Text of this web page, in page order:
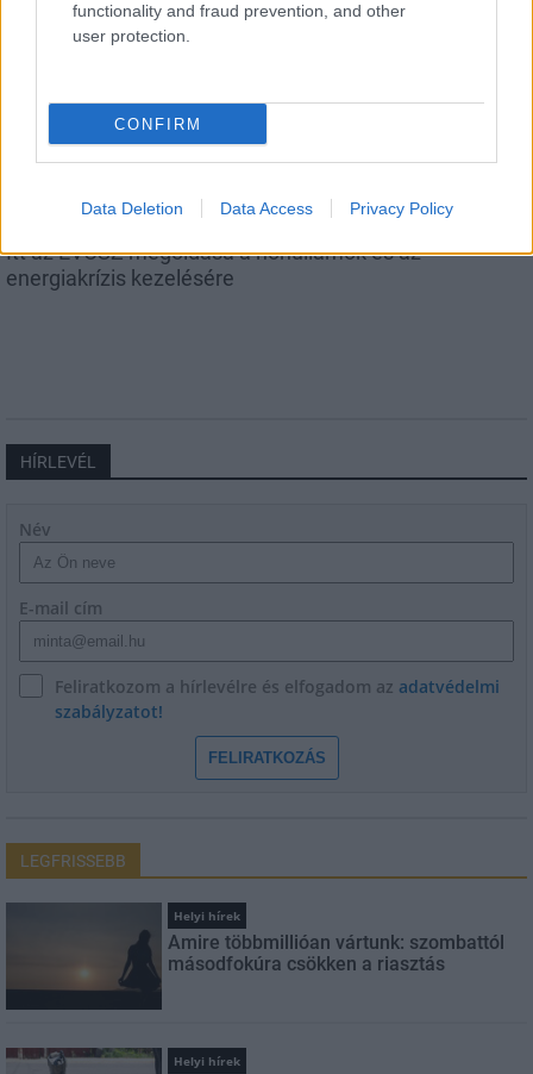
functionality and fraud prevention, and other
user protection.
CONFIRM
Data Deletion Data Access Privacy Policy
Itt az ÉVOSZ megoldása a hőhullámok és az
energiakrízis kezelésére
HÍRLEVÉL
Név
E-mail cím
Feliratkozom a hírlevélre és elfogadom az adatvédelmi
szabályzatot!
FELIRATKOZÁS
LEGFRISSEBB
Helyi hírek
Amire többmillióan vártunk: szombattól
másodfokúra csökken a riasztás
Helyi hírek